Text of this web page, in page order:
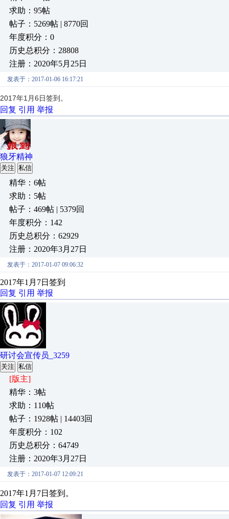
求助：95帖
帖子：5269帖 | 8770回
年度积分：0
历史总积分：28808
注册：2020年5月25日
发表于：2017-01-06 16:17:21
2017年1月6日签到。
回复 引用 举报
狼牙精神
关注 私信
精华：6帖
求助：5帖
帖子：469帖 | 5379回
年度积分：142
历史总积分：62929
注册：2020年3月27日
发表于：2017-01-07 09:06:32
2017年1月7日签到
回复 引用 举报
研讨会宣传员_3259
关注 私信
[版主]
精华：3帖
求助：110帖
帖子：1928帖 | 14403回
年度积分：102
历史总积分：64749
注册：2020年3月27日
发表于：2017-01-07 12:09:21
2017年1月7日签到。
回复 引用 举报